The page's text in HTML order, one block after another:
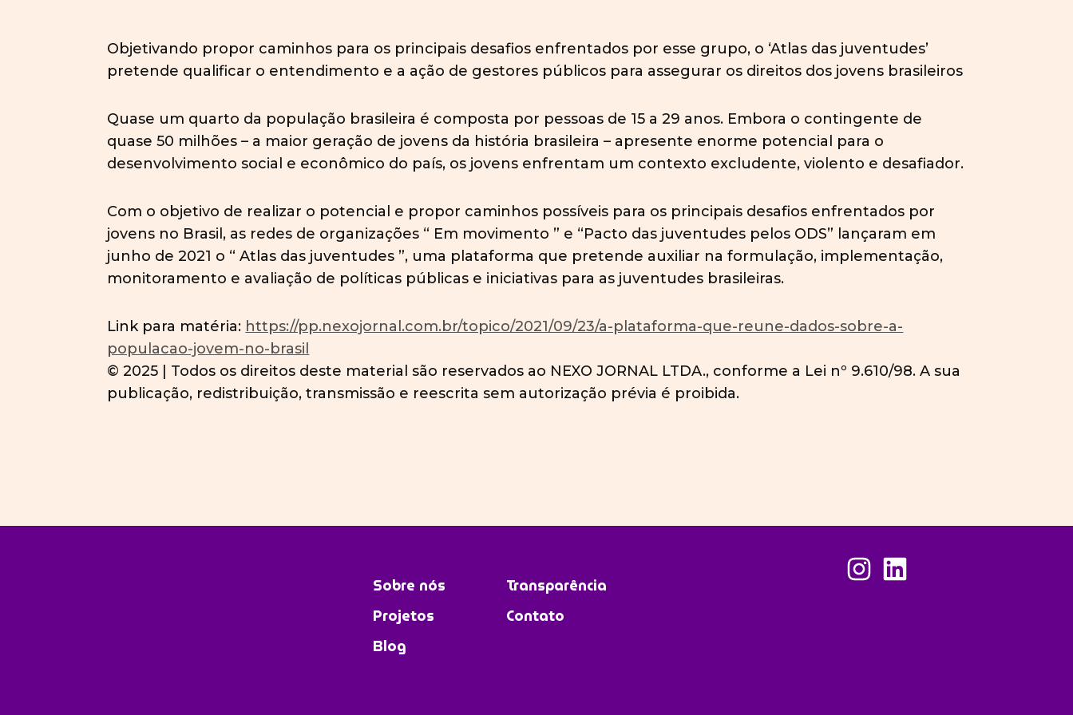
Objetivando propor caminhos para os principais desafios enfrentados por esse grupo, o ‘Atlas das juventudes’
pretende qualificar o entendimento e a ação de gestores públicos para assegurar os direitos dos jovens brasileiros
Quase um quarto da população brasileira é composta por pessoas de 15 a 29 anos. Embora o contingente de
quase 50 milhões – a maior geração de jovens da história brasileira – apresente enorme potencial para o
desenvolvimento social e econômico do país, os jovens enfrentam um contexto excludente, violento e desafiador.
Com o objetivo de realizar o potencial e propor caminhos possíveis para os principais desafios enfrentados por
jovens no Brasil, as redes de organizações “ Em movimento ” e “Pacto das juventudes pelos ODS” lançaram em
junho de 2021 o “ Atlas das juventudes ”, uma plataforma que pretende auxiliar na formulação, implementação,
monitoramento e avaliação de políticas públicas e iniciativas para as juventudes brasileiras.
Link para matéria: https://pp.nexojornal.com.br/topico/2021/09/23/a-plataforma-que-reune-dados-sobre-a-
populacao-jovem-no-brasil
© 2025 | Todos os direitos deste material são reservados ao NEXO JORNAL LTDA., conforme a Lei nº 9.610/98. A sua
publicação, redistribuição, transmissão e reescrita sem autorização prévia é proibida.
Sobre nós
Projetos
Blog
Transparência
Contato
Instagram
Linkedin